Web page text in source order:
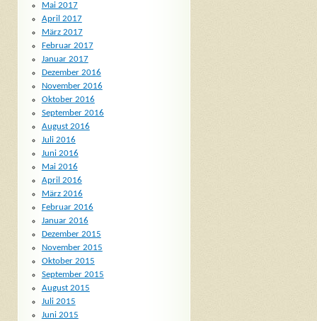
Mai 2017
April 2017
März 2017
Februar 2017
Januar 2017
Dezember 2016
November 2016
Oktober 2016
September 2016
August 2016
Juli 2016
Juni 2016
Mai 2016
April 2016
März 2016
Februar 2016
Januar 2016
Dezember 2015
November 2015
Oktober 2015
September 2015
August 2015
Juli 2015
Juni 2015